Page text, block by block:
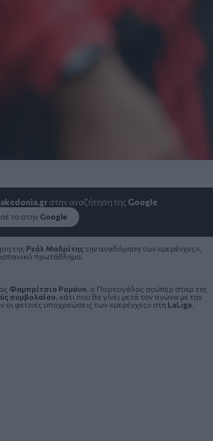
στην αναζήτηση της Google
το στην Google
της Ρεάλ Μαδρίτηςτην αναδόμηση των «μερένχες»,
πρωτάθλημα.
Φαμπρίτσιο Ρομάνο , ο Πορτογάλος σούπερ σταρ της
συμβολαίου , κάτι που θα γίνει μετά τον αγώνα με την
οι φετινές υποχρεώσεις των «μερένχες» στη LaLiga